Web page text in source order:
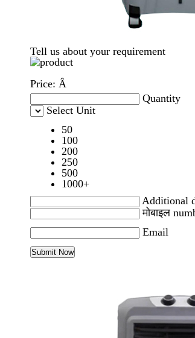
Tell us about your requirement
Price: Â
Quantity
Select Unit
50
100
200
250
500
1000+
Additional
मोबाइल
Email